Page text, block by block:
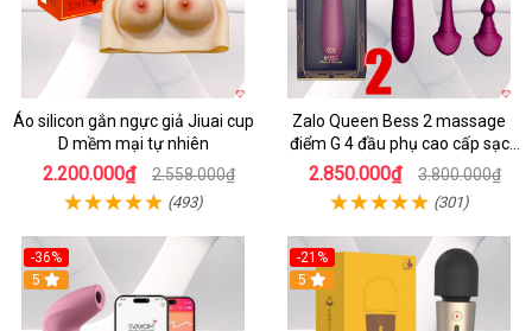
Áo silicon gắn ngực giả Jiuai cup
D mềm mại tự nhiên
2.200.000₫ 2.558.000₫
(493)
Zalo Queen Bess 2 massage
điểm G 4 đầu phụ cao cấp sạc
tiện lợi
2.850.000₫ 3.800.000₫
(301)
-36%
5
-21%
5